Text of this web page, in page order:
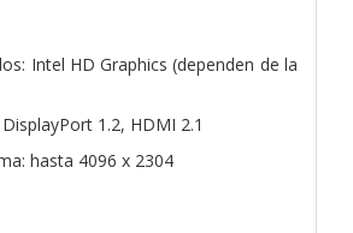
Intel HD Graphics (dependen de la
1.2, HDMI 2.1
hasta 4096 x 2304